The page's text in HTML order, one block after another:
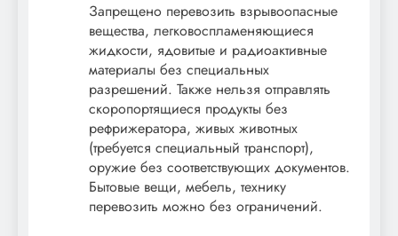
Запрещено перевозить взрывоопасные
вещества, легковоспламеняющиеся
жидкости, ядовитые и радиоактивные
материалы без специальных
разрешений. Также нельзя отправлять
скоропортящиеся продукты без
рефрижератора, живых животных
(требуется специальный транспорт),
оружие без соответствующих документов.
Бытовые вещи, мебель, технику
перевозить можно без ограничений.